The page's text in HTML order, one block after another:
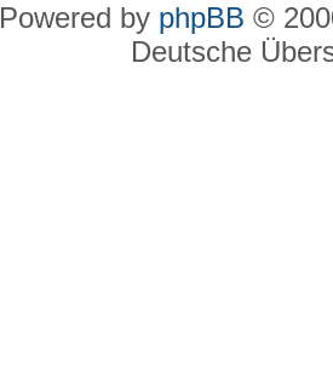
Powered by phpBB ©
Deutsche